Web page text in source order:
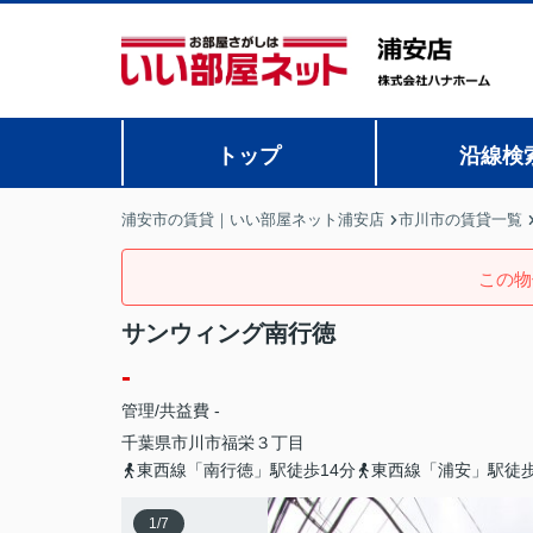
トップ 沿線検
浦安市の賃貸｜いい部屋ネット浦安店 市川市の賃貸一覧
この
サンウィング南行徳
-
管理/共益費 -
千葉県市川市福栄３丁目
東西線「南行徳」駅徒歩14分
東西線「浦安」駅徒
1/7